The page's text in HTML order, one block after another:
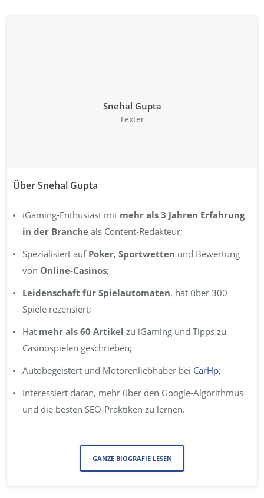
Snehal Gupta
Texter
Über Snehal Gupta
iGaming-Enthusiast mit mehr als 3 Jahren Erfahrung
in der Branche als Content-Redakteur;
Spezialisiert auf Poker, Sportwetten und Bewertung
von Online-Casinos;
Leidenschaft für Spielautomaten, hat über 300
Spiele rezensiert;
Hat mehr als 60 Artikel zu iGaming und Tipps zu
Casinospielen geschrieben;
Autobegeistert und Motorenliebhaber bei CarHp;
Interessiert daran, mehr über den Google-Algorithmus
und die besten SEO-Praktiken zu lernen.
GANZE BIOGRAFIE LESEN